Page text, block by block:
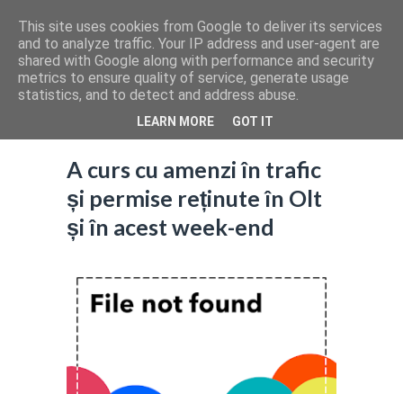
A curs cu amenzi în trafic
și permise reținute în Olt
și în acest week-end
This site uses cookies from Google to deliver its services
and to analyze traffic. Your IP address and user-agent are
shared with Google along with performance and security
metrics to ensure quality of service, generate usage
statistics, and to detect and address abuse.
LEARN MORE GOT IT